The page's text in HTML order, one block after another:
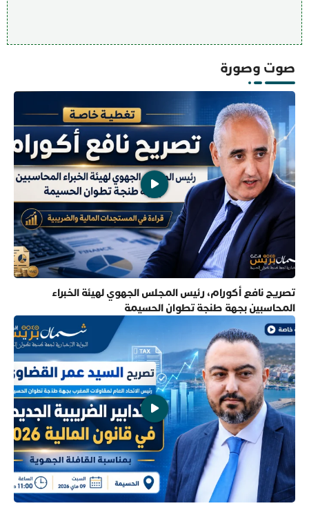
صوت وصورة
تصريح نافع أكورام، رئيس المجلس الجهوي لهيئة الخبراء
المحاسبين بجهة طنجة تطوان الحسيمة